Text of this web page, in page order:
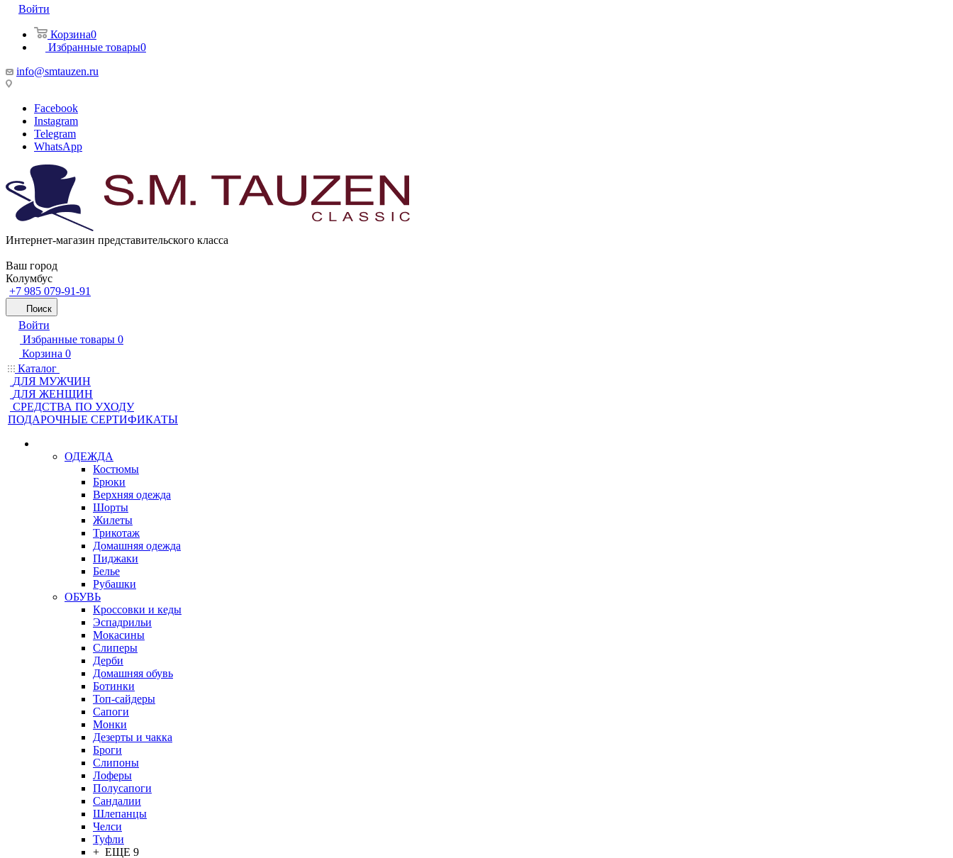
Войти
Корзина0
Избранные товары0
info@smtauzen.ru
Facebook
Instagram
Telegram
WhatsApp
Интернет-магазин представительского класса
Ваш город
Колумбус
+7 985 079-91-91
Поиск
Войти
Избранные товары 0
Корзина 0
Каталог
ДЛЯ МУЖЧИН
ДЛЯ ЖЕНЩИН
CРЕДСТВА ПО УХОДУ
ПОДАРОЧНЫЕ СЕРТИФИКАТЫ
ОДЕЖДА
Костюмы
Брюки
Верхняя одежда
Шорты
Жилеты
Трикотаж
Домашняя одежда
Пиджаки
Белье
Рубашки
ОБУВЬ
Кроссовки и кеды
Эспадрильи
Мокасины
Слиперы
Дерби
Домашняя обувь
Ботинки
Топ-сайдеры
Сапоги
Монки
Дезерты и чакка
Броги
Слипоны
Лоферы
Полусапоги
Сандалии
Шлепанцы
Челси
Туфли
+ ЕЩЕ 9